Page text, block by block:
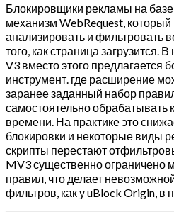
Блокировщики рекламы на
механизм WebRequest,
анализировать и фильтровать
того, как страница загрузится.
V3 вместо этого предлагается
инструмент. где расширение
заранее заданный набор
самостоятельно обрабатывать
времени. На практике это
блокировки и некоторые виды
скрипты перестают
MV3 существенно ограничено
правил, что делает
фильтров, как у uBlock Origin, в